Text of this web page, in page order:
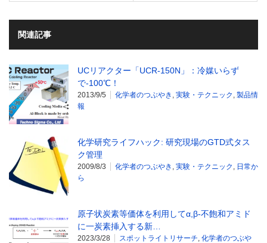
関連記事
UCリアクター「UCR-150N」：冷媒いらず
で-100℃！
2013/9/5 化学者のつぶやき 実験・テクニック 製品情
報
化学研究ライフハック: 研究現場のGTD式タス
ク管理
2009/8/3 化学者のつぶやき 実験・テクニック
日常か
ら
原子状炭素等価体を利用してα,β-不飽和アミド
に一炭素挿入する新…
2023/3/28 スポットライトリサーチ 化学者のつぶや